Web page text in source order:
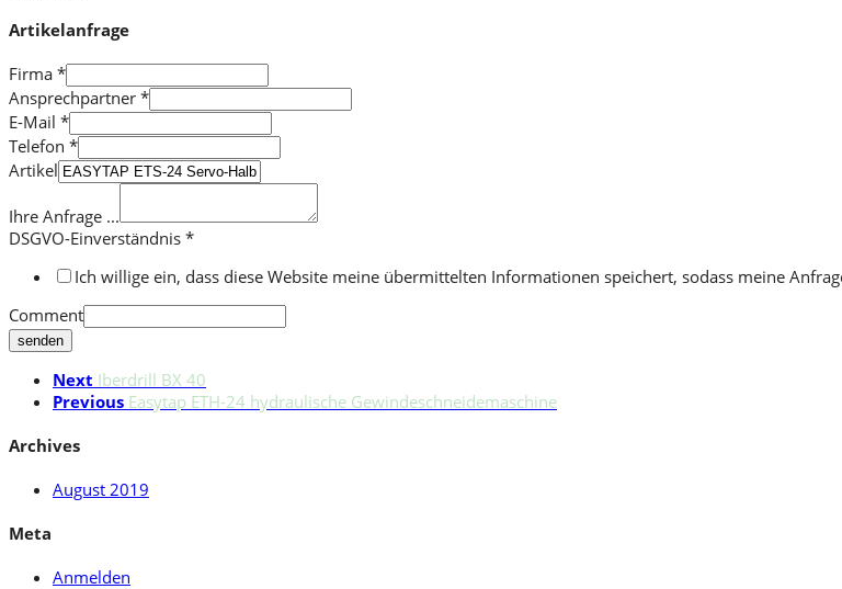
Artikelanfrage
Firma *
Ansprechpartner *
E-Mail *
Telefon *
Artikel
Ihre Anfrage ...
DSGVO-Einverständnis *
Ich willige ein, dass diese Website meine übermittelten Informationen speichert, sodass meine
Comment
senden
Next Iberdrill BX 40
Previous Easytap ETH-24 hydraulische Gewindeschneidemaschine
Archives
August 2019
Meta
Anmelden